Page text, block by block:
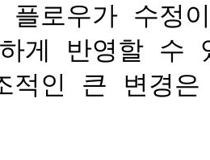
플로우가 수정
게 반영할 수
적인 큰 변경